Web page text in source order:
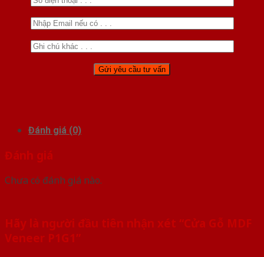
Đánh giá (0)
Đánh giá
Chưa có đánh giá nào.
Hãy là người đầu tiên nhận xét “Cửa Gỗ MDF
Veneer P1G1”